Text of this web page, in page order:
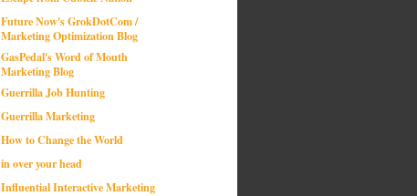
Future Now's GrokDotCom /
Marketing Optimization Blog
GasPedal's Word of Mouth
Marketing Blog
Guerrilla Job Hunting
Guerrilla Marketing
How to Change the World
in over your head
Influential Interactive Marketing